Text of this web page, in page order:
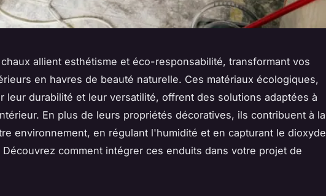
allient esthétisme et éco-responsabilité, transformant vos
en havres de beauté naturelle. Ces matériaux écologiques,
leur durabilité et leur versatilité, offrent des solutions adaptées à
En plus de leurs propriétés décoratives, ils contribuent à la
environnement, en régulant l'humidité et en capturant le dioxyde
comment intégrer ces enduits dans votre projet de